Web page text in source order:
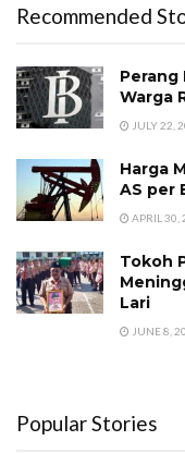
Recommended
Perang
Warga
JULY 22,
Harga
AS per
APRIL 30,
Tokoh
Lari
JUNE 8,
Popular Stories